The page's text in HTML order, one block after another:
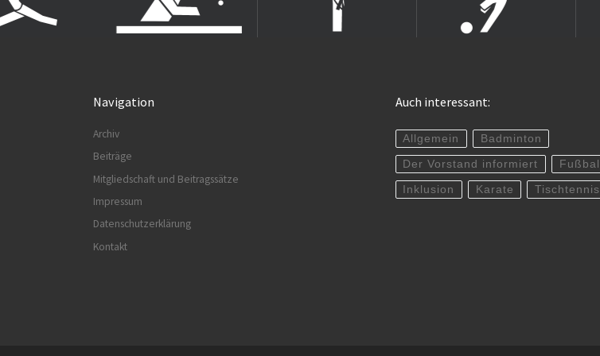
Navigation
Archiv
Beiträge
Mitgliedschaft und Beitragssätze
Impressum
Datenschutzerklärung
Kontakt
Auch interessant:
Allgemein Badminton
Der Vorstand informiert Fußball
Inklusion Karate Tischtennis